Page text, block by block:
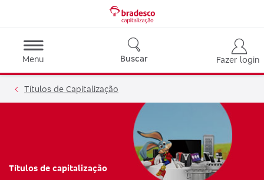
Menu Buscar Fazer login
Títulos de Capitalização
Títulos de capitalização